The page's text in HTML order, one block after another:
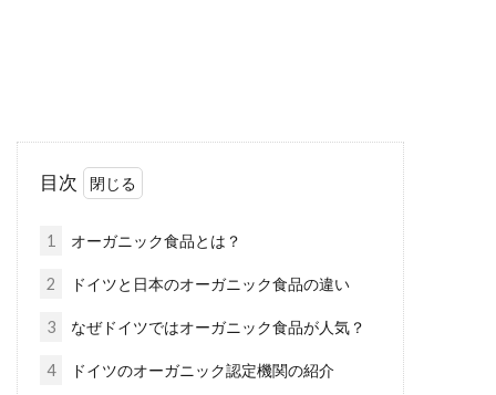
ばが存在しない？！
うどん屋さんやカップめん呼ばれている「たぬ
き」と「きつね」。動物の名前をつけた昔の人
パンは作るべき？買うべき？ホーム
目次
1 オーガニック食品とは？
2 ドイツと日本のオーガニック食品の違い
3 なぜドイツではオーガニック食品が人気？
4 ドイツのオーガニック認定機関の紹介